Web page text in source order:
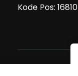
Kode Pos: 16810